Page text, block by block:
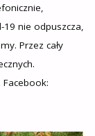
nie odpuszcza,
Przez cały